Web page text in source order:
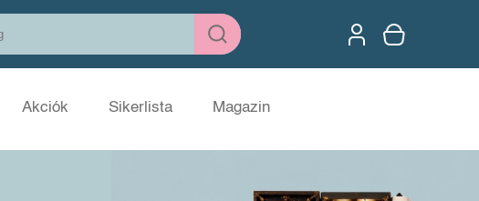
Akciók Sikerlista Magazin